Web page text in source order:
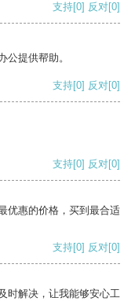
支持[0] 反对[0]
公提供帮助。
支持[0] 反对[0]
支持[0] 反对[0]
优惠的价格，买到最合适
支持[0] 反对[0]
时解决，让我能够安心工